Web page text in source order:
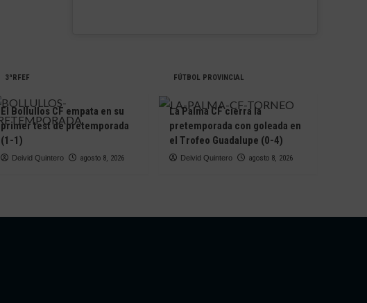
3ªRFEF
El Bollullos CF empata en su
primer test de pretemporada
(1-1)
Deivid Quintero agosto 8, 2026
FÚTBOL PROVINCIAL
La Palma CF cierra la
pretemporada con goleada en
el Trofeo Guadalupe (0-4)
Deivid Quintero agosto 8, 2026